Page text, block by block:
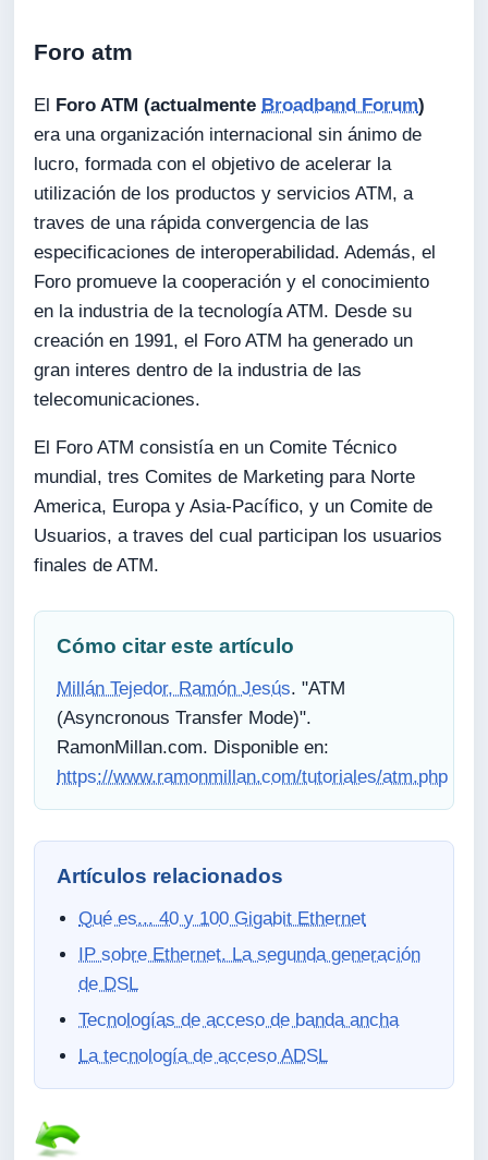
Foro atm
El Foro ATM (actualmente Broadband Forum)
era una organización internacional sin ánimo de
lucro, formada con el objetivo de acelerar la
utilización de los productos y servicios ATM, a
traves de una rápida convergencia de las
especificaciones de interoperabilidad. Además, el
Foro promueve la cooperación y el conocimiento
en la industria de la tecnología ATM. Desde su
creación en 1991, el Foro ATM ha generado un
gran interes dentro de la industria de las
telecomunicaciones.
El Foro ATM consistía en un Comite Técnico
mundial, tres Comites de Marketing para Norte
America, Europa y Asia-Pacífico, y un Comite de
Usuarios, a traves del cual participan los usuarios
finales de ATM.
Cómo citar este artículo
Millán Tejedor, Ramón Jesús. "ATM
(Asyncronous Transfer Mode)".
RamonMillan.com. Disponible en:
https://www.ramonmillan.com/tutoriales/atm.php
Artículos relacionados
Qué es... 40 y 100 Gigabit Ethernet
IP sobre Ethernet. La segunda generación
de DSL
Tecnologías de acceso de banda ancha
La tecnología de acceso ADSL